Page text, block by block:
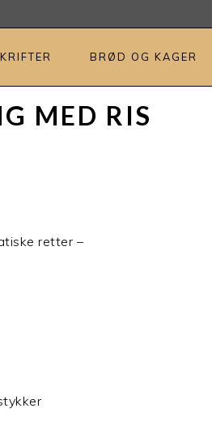
BRØD OG KAGER
MED RIS
retter –